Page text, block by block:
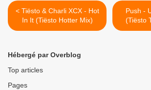
< Tiësto & Charli XCX - Hot
In It (Tiësto Hotter Mix)
Push -
Hébergé par Overblog
Top articles
Pages